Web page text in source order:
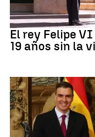
Crisis Migratoria
El rey Felipe
19 años sin la